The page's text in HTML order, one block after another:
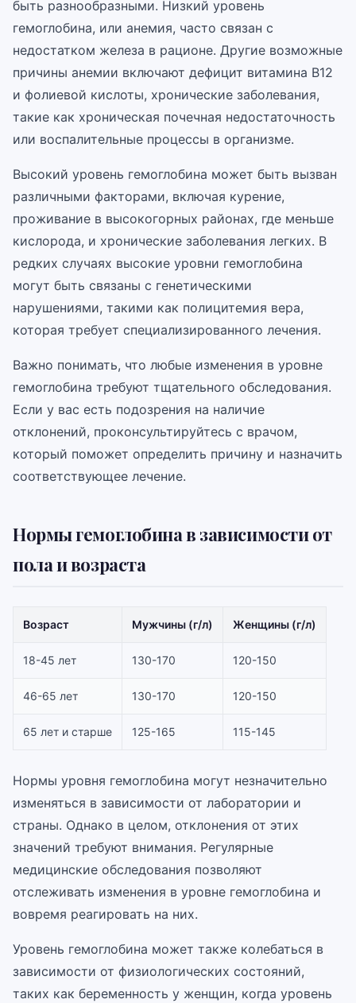
быть разнообразными. Низкий уровень
гемоглобина, или анемия, часто связан с
недостатком железа в рационе. Другие возможные
причины анемии включают дефицит витамина B12
и фолиевой кислоты, хронические заболевания,
такие как хроническая почечная недостаточность
или воспалительные процессы в организме.
Высокий уровень гемоглобина может быть вызван
различными факторами, включая курение,
проживание в высокогорных районах, где меньше
кислорода, и хронические заболевания легких. В
редких случаях высокие уровни гемоглобина
могут быть связаны с генетическими
нарушениями, такими как полицитемия вера,
которая требует специализированного лечения.
Важно понимать, что любые изменения в уровне
гемоглобина требуют тщательного обследования.
Если у вас есть подозрения на наличие
отклонений, проконсультируйтесь с врачом,
который поможет определить причину и назначить
соответствующее лечение.
Нормы гемоглобина в зависимости от
пола и возраста
Возраст Мужчины (г/л) Женщины (г/л)
18-45 лет 130-170 120-150
46-65 лет 130-170 120-150
65 лет и старше 125-165 115-145
Нормы уровня гемоглобина могут незначительно
изменяться в зависимости от лаборатории и
страны. Однако в целом, отклонения от этих
значений требуют внимания. Регулярные
медицинские обследования позволяют
отслеживать изменения в уровне гемоглобина и
вовремя реагировать на них.
Уровень гемоглобина может также колебаться в
зависимости от физиологических состояний,
таких как беременность у женщин, когда уровень